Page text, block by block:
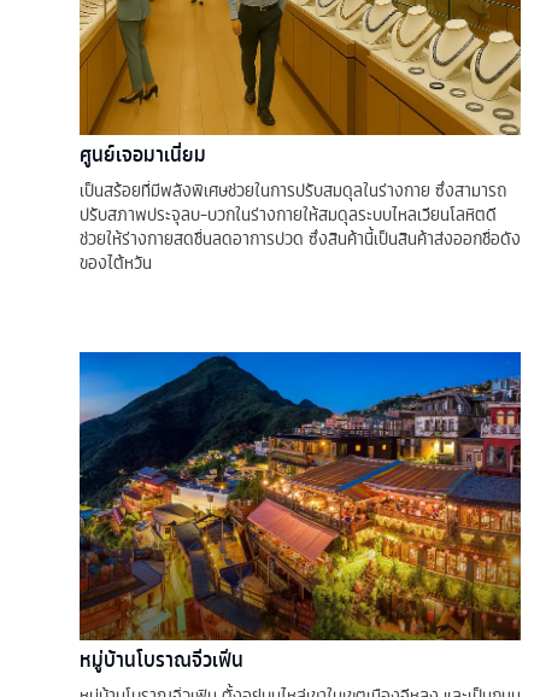
ศูนย์เจอมาเนี่ยม
เป็นสร้อยที่มีพลังพิเศษช่วยในการปรับสมดุลในร่างกาย ซึ่งสามารถ
ปรับสภาพประจุลบ-บวกในร่างกายให้สมดุลระบบไหลเวียนโลหิตดี
ช่วยให้ร่างกายสดชื่นลดอาการปวด ซึ่งสินค้านี้เป็นสินค้าส่งออกชื่อดัง
ของไต้หวัน
หมู่บ้านโบราณจิ่วเฟิ่น